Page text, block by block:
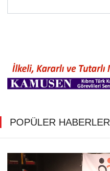
POPÜLER HABERLER